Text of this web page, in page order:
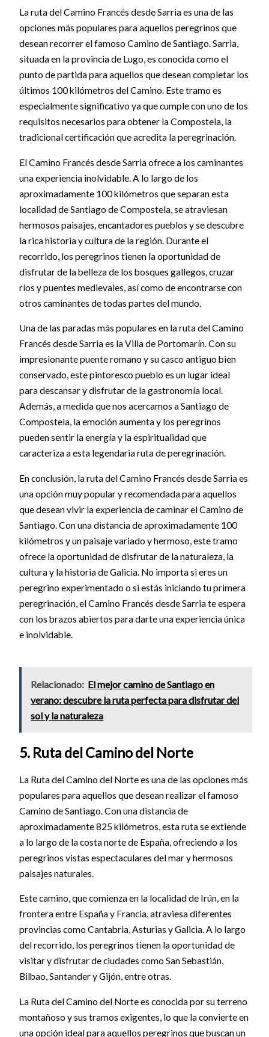
La ruta del Camino Francés desde Sarria es una de las
opciones más populares para aquellos peregrinos que
desean recorrer el famoso Camino de Santiago. Sarria,
situada en la provincia de Lugo, es conocida como el
punto de partida para aquellos que desean completar los
últimos 100 kilómetros del Camino. Este tramo es
especialmente significativo ya que cumple con uno de los
requisitos necesarios para obtener la Compostela, la
tradicional certificación que acredita la peregrinación.
El Camino Francés desde Sarria ofrece a los caminantes
una experiencia inolvidable. A lo largo de los
aproximadamente 100 kilómetros que separan esta
localidad de Santiago de Compostela, se atraviesan
hermosos paisajes, encantadores pueblos y se descubre
la rica historia y cultura de la región. Durante el
recorrido, los peregrinos tienen la oportunidad de
disfrutar de la belleza de los bosques gallegos, cruzar
ríos y puentes medievales, así como de encontrarse con
otros caminantes de todas partes del mundo.
Una de las paradas más populares en la ruta del Camino
Francés desde Sarria es la Villa de Portomarín. Con su
impresionante puente romano y su casco antiguo bien
conservado, este pintoresco pueblo es un lugar ideal
para descansar y disfrutar de la gastronomía local.
Además, a medida que nos acercamos a Santiago de
Compostela, la emoción aumenta y los peregrinos
pueden sentir la energía y la espiritualidad que
caracteriza a esta legendaria ruta de peregrinación.
En conclusión, la ruta del Camino Francés desde Sarria es
una opción muy popular y recomendada para aquellos
que desean vivir la experiencia de caminar el Camino de
Santiago. Con una distancia de aproximadamente 100
kilómetros y un paisaje variado y hermoso, este tramo
ofrece la oportunidad de disfrutar de la naturaleza, la
cultura y la historia de Galicia. No importa si eres un
peregrino experimentado o si estás iniciando tu primera
peregrinación, el Camino Francés desde Sarria te espera
con los brazos abiertos para darte una experiencia única
e inolvidable.
Relacionado: El mejor camino de Santiago en
verano: descubre la ruta perfecta para disfrutar del
sol y la naturaleza
5. Ruta del Camino del Norte
La Ruta del Camino del Norte es una de las opciones más
populares para aquellos que desean realizar el famoso
Camino de Santiago. Con una distancia de
aproximadamente 825 kilómetros, esta ruta se extiende
a lo largo de la costa norte de España, ofreciendo a los
peregrinos vistas espectaculares del mar y hermosos
paisajes naturales.
Este camino, que comienza en la localidad de Irún, en la
frontera entre España y Francia, atraviesa diferentes
provincias como Cantabria, Asturias y Galicia. A lo largo
del recorrido, los peregrinos tienen la oportunidad de
visitar y disfrutar de ciudades como San Sebastián,
Bilbao, Santander y Gijón, entre otras.
La Ruta del Camino del Norte es conocida por su terreno
montañoso y sus tramos exigentes, lo que la convierte en
una opción ideal para aquellos peregrinos que buscan un